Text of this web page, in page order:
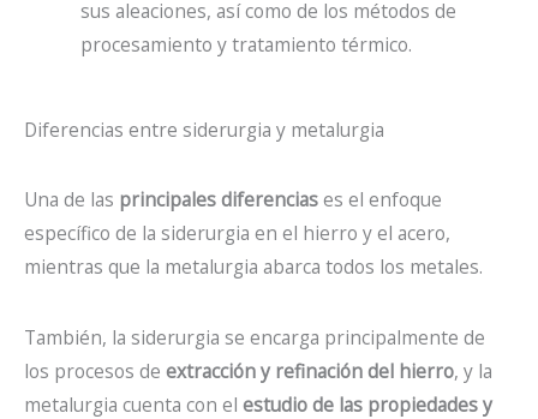
sus aleaciones, así como de los métodos de
procesamiento y tratamiento térmico.
Diferencias entre siderurgia y metalurgia
Una de las principales diferenciases el enfoque
específico de la siderurgia en el hierro y el acero,
mientras que la metalurgia abarca todos los metales.
También, la siderurgia se encarga principalmente de
los procesos de extracción y refinación del hierro, y la
metalurgia cuenta con el estudio de las propiedades y